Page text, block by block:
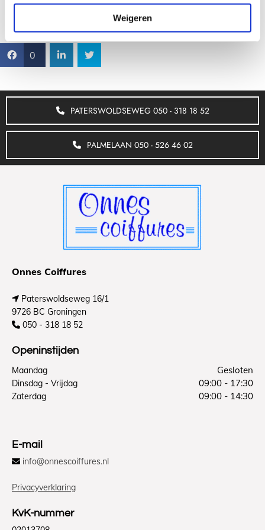
Weigeren
gezonde vetten en eiwitten helpen je haar gezond te
groeien en zorgen voor een prachtige glans.
0
PATERSWOLDSEWEG 050 - 318 18 52
PALMELAAN 050 - 526 46 02
Onnes Coiffures
 Paterswoldseweg 16/1
9726 BC Groningen
 050 - 318 18 52
Openinstijden
Maandag Gesloten
Dinsdag - Vrijdag 09:00 - 17:30
Zaterdag 09:00 - 14:30
E-mail
 info@onnescoiffures.nl
Privacyverklaring
KvK-nummer